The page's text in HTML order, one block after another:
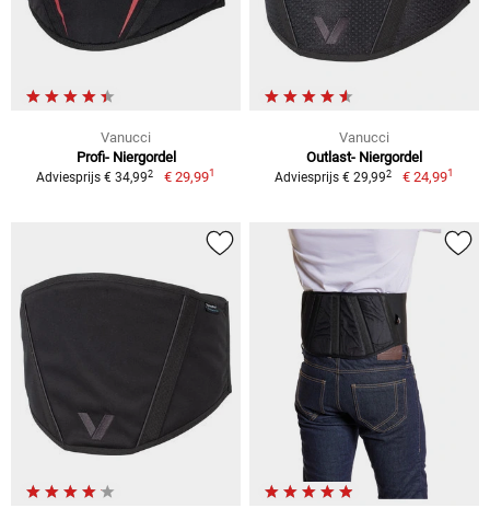
Vanucci
Profi- Niergordel
Adviesprijs € 34,992 € 29,991
Vanucci
Outlast- Niergordel
Adviesprijs € 29,992 € 24,991